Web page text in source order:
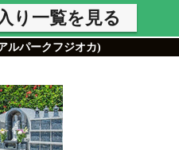
り一覧を見る
ルパークフジオカ)